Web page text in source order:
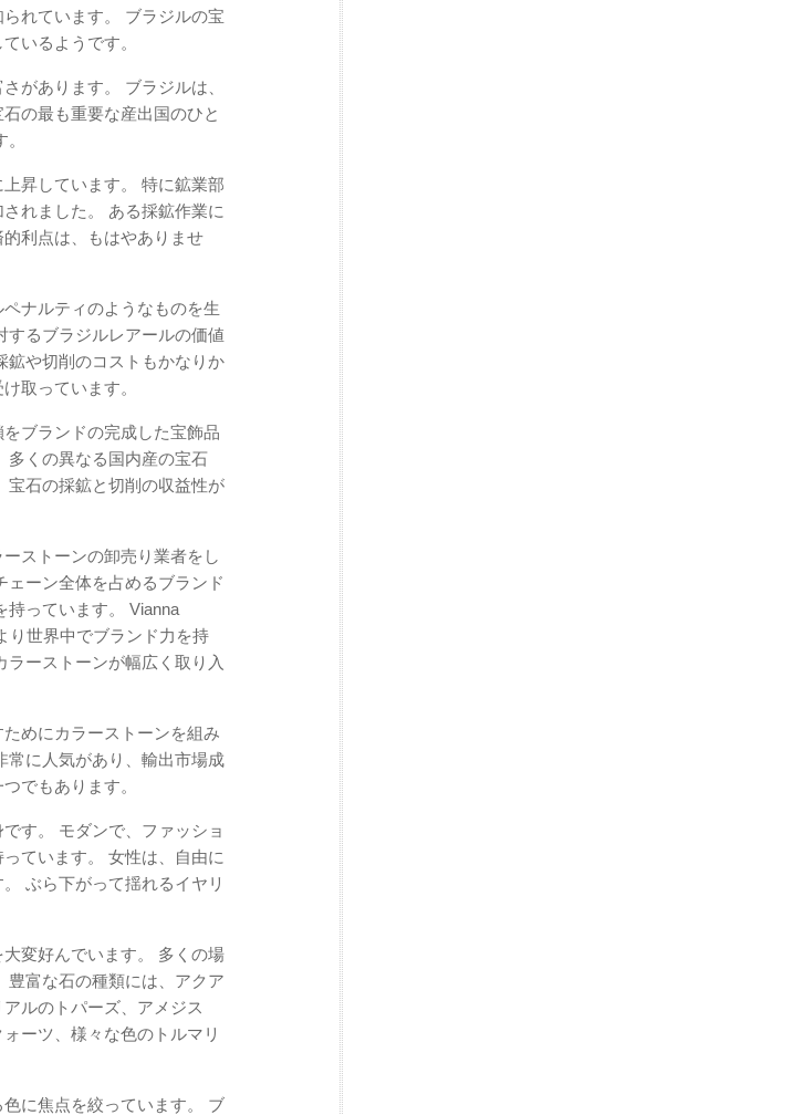
れています。 ブラジルの宝
いるようです。
があります。 ブラジルは、
の最も重要な産出国のひと
昇しています。 特に鉱業部
れました。 ある採鉱作業に
利点は、もはやありませ
ナルティのようなものを生
するブラジルレアールの価値
鉱や切削のコストもかなりか
取っています。
ブランドの完成した宝飾品
多くの異なる国内産の宝石
宝石の採鉱と切削の収益性が
ストーンの卸売り業者をし
ーン全体を占めるブランド
持っています。 Vianna
り世界中でブランド力を持
ーストーンが幅広く取り入
めにカラーストーンを組み
常に人気があり、輸出市場成
でもあります。
す。 モダンで、ファッショ
ています。 女性は、自由に
ぶら下がって揺れるイヤリ
変好んでいます。 多くの場
豊富な石の種類には、アクア
ルのトパーズ、アメジス
ーツ、様々な色のトルマリ
に焦点を絞っています。 ブ